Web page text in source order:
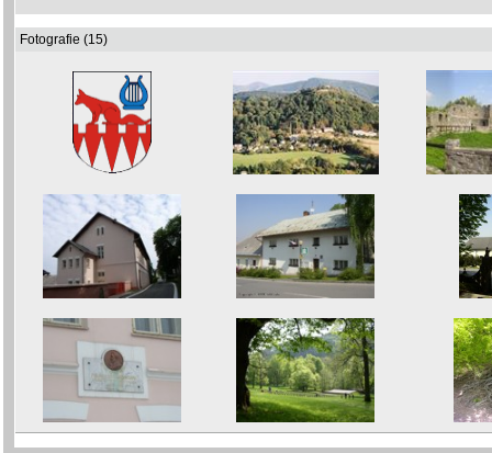
Fotografie (15)